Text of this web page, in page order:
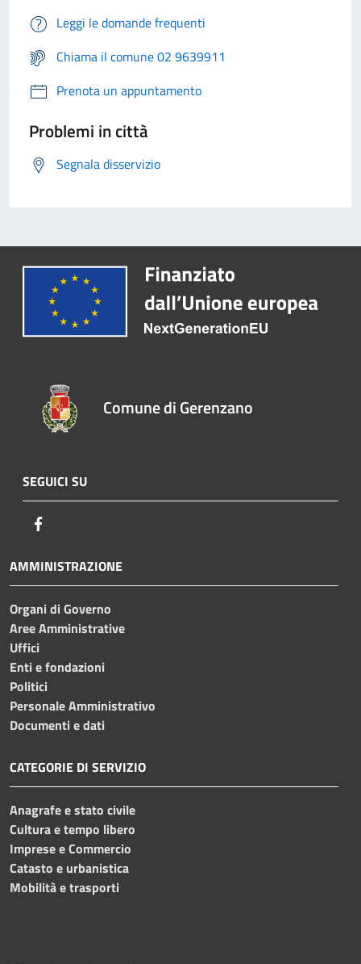
Leggi le domande frequenti
Chiama il comune 02 9639911
Prenota un appuntamento
Problemi in città
Segnala disservizio
Comune di Gerenzano
SEGUICI SU
AMMINISTRAZIONE
Organi di Governo
Aree Amministrative
Uffici
Enti e fondazioni
Politici
Personale Amministrativo
Documenti e dati
CATEGORIE DI SERVIZIO
Anagrafe e stato civile
Cultura e tempo libero
Imprese e Commercio
Catasto e urbanistica
Mobilità e trasporti